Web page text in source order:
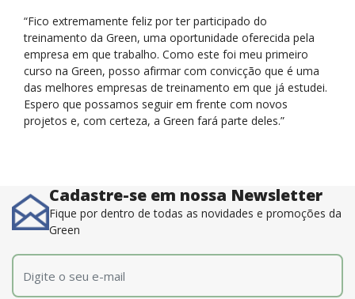
“Fico extremamente feliz por ter participado do
treinamento da Green, uma oportunidade oferecida pela
empresa em que trabalho. Como este foi meu primeiro
curso na Green, posso afirmar com convicção que é uma
das melhores empresas de treinamento em que já estudei.
Espero que possamos seguir em frente com novos
projetos e, com certeza, a Green fará parte deles.”
Cadastre-se em nossa Newsletter
Fique por dentro de todas as novidades e promoções da
Green
E-mail